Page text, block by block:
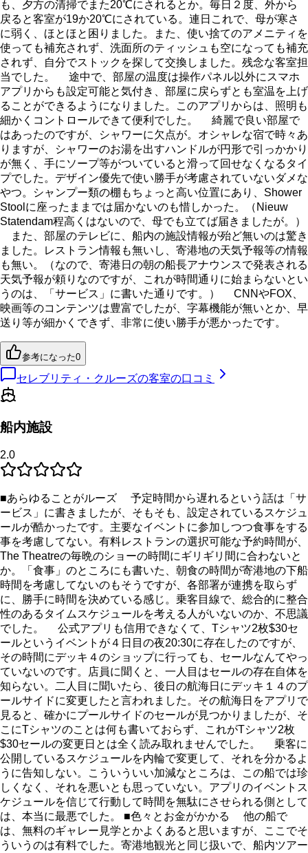
も、夕方の清掃でまた20℃にされるとか。毎日２度、外から
戻ると客室が19か20℃にされている。連日これで、母が寒さ
に弱く、ほとほと困りました。また、使い捨てのアメニティを
使っても補充されず、洗面所のティッシュも空になっても補充
されず、自分でストックを探して交換しました。残念な客室担
当でした。 途中で、部屋の温度は操作パネル以外にスマホ
アプリからも設定可能と気付き、部屋に戻らずとも室温を上げ
ることができるようになりました。このアプリからは、照明も
細かくコントロールできて便利でした。 綺麗で良い部屋で
はあったのですが、シャワーに欠点が。オシャレな宿で時々あ
りますが、シャワーのお湯を出すハンドルが円形で引っかかり
が無く、手にソープ等がついていると滑って回せなくなるタイ
プでした。デザイン優先で使い勝手が考慮されていないダメな
やつ。シャンプー類の棚もちょっと高い位置にあり、Shower
Stoolに座ったままでは届かないのも惜しかった。（Nieuw
Statendam程高くはないので、母でも立てば届きましたが。）
また、部屋のテレビに、船内の施設情報が殆ど無いのは驚き
ました。レストラン情報も無いし、寄港地の天気予報等の情報
も無い。（なので、寄港日の朝の船長アナウンスで発表される
天気予報が頼りなのですが、これが時間通りに始まらないとい
うのは、「サービス」に書いた通りです。） CNNやFOX、
映画等のコンテンツは豊富でしたが、字幕機能が無いとか、早
送り等が細かくできず、非常に使い勝手が悪かったです。
参考になった0
セレブリティ・クルーズの客室の口コミ
船内施設
2.0
■あらゆることがルーズ 予定時間から遅れるという話は「サ
ービス」に書きましたが、そもそも、設定されているスケジュ
ールが酷かったです。主要なイベントに参加しつつ食事をする
事を考慮してない。有料レストランの選択可能な予約時間が、
The Theatreの毎晩のショーの時間にギリギリ間に合わないと
か。「食事」のところにも書いた、朝食の時間が寄港地の下船
時間を考慮してないのもそうですが、各部署が連携を取らず
に、勝手に時間を決めている感じ。乗客目線で、総合的に整合
性のあるタイムスケジュールを考える人がいないのか、不思議
でした。 公式アプリも信用できなくて、Tシャツ2枚$30セ
ールというイベントが４日目の夜20:30に存在したのですが、
その時間にデッキ４のショップに行っても、セールなんてやっ
ていないのです。店員に聞くと、一人目はセールの存在自体を
知らない。二人目に聞いたら、後日の航海日にデッキ１４のプ
ールサイドに変更したと言われました。その航海日をアプリで
見ると、確かにプールサイドのセールが見つかりましたが、そ
こにTシャツのことは何も書いておらず、これがTシャツ2枚
$30セールの変更日とは全く読み取れませんでした。 乗客に
公開しているスケジュールを内輪で変更して、それを分かるよ
うに告知しない。こういういい加減なところは、この船では珍
しくなく、それを悪いとも思っていない。アプリのイベントス
ケジュールを信じて行動して時間を無駄にさせられる側として
は、本当に最悪でした。 ■色々とお金がかかる 他の船で
は、無料のギャレー見学とかよくあると思いますが、ここでそ
ういうのは有料でした。寄港地観光と同じ扱いで、船内ツアー